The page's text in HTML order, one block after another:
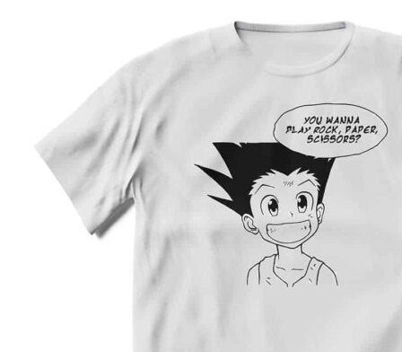
Preporuka je da uzmete proizvod sličnog tipa koji
posedujete, izmerite širinu i dužinu kao što je
na slici, i na osnovu toga iz tabele odaberete
odgovarajuću veličinu.
Moguća su mala odstupanja u dimenzijama, zbog
ručnog kreiranja proizvoda.
Vrednost je izražena u centimetrima.
VELIČINA ŠIRINA DUŽINA
67